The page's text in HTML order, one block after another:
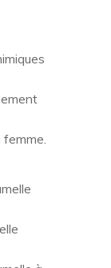
femme.